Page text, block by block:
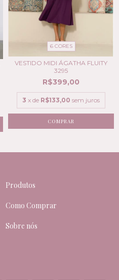
6 CORES
VESTIDO MIDI ÁGATHA FLUITY
3295
R$399,00
3 x de R$133,00 sem juros
COMPRAR
Produtos
Como Comprar
Sobre nós